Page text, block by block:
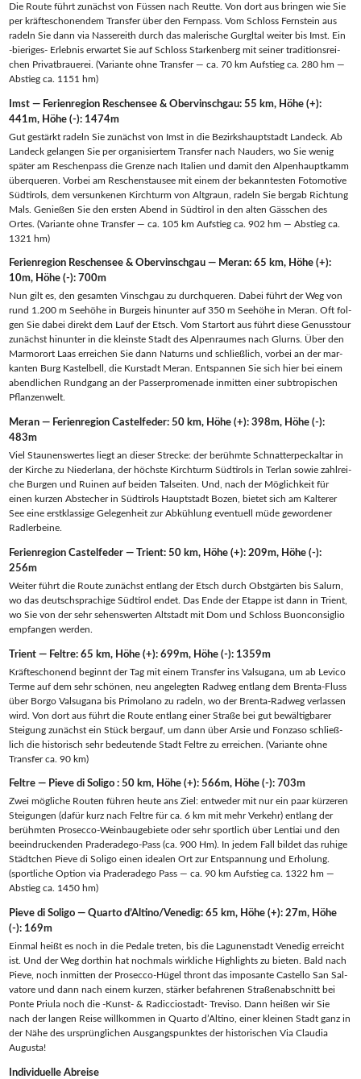
Die Rou­te führt zunächst von Füs­sen nach Reut­te. Von dort aus brin­gen wie Sie
per kräf­te­scho­nen­dem Trans­fer über den Fern­pass. Vom Schloss Fern­stein aus
radeln Sie dann via Nas­se­reith durch das male­ri­sche Gur­gl­tal wei­ter bis Imst. Ein
‑bie­ri­ges- Erleb­nis erwar­tet Sie auf Schloss Star­ken­berg mit sei­ner tra­di­ti­ons­rei­
chen Pri­vat­braue­rei. (Vari­an­te ohne Trans­fer — ca. 70 km Auf­stieg ca. 280 hm —
Abstieg ca. 1151 hm)
Imst — Feri­en­re­gi­on Reschen­see & Obervinschgau: 55 km, Höhe (+):
441m, Höhe (-): 1474m
Gut gestärkt radeln Sie zunächst von Imst in die Bezirks­haupt­stadt Lan­deck. Ab
Lan­deck gelan­gen Sie per orga­ni­sier­tem Trans­fer nach Nau­ders, wo Sie wenig
spä­ter am Reschen­pass die Gren­ze nach Ita­li­en und damit den Alpen­haupt­kamm
über­que­ren. Vor­bei am Reschen­stau­see mit einem der bekann­tes­ten Foto­mo­ti­ve
Süd­ti­rols, dem ver­sun­ke­nen Kirch­turm von Alt­graun, radeln Sie berg­ab Rich­tung
Mals. Genie­ßen Sie den ers­ten Abend in Süd­ti­rol in den alten Gäss­chen des
Ortes. (Vari­an­te ohne Trans­fer — ca. 105 km Auf­stieg ca. 902 hm — Abstieg ca.
1321 hm)
Feri­en­re­gi­on Reschen­see & Ober­vinsch­gau — Meran: 65 km, Höhe (+):
10m, Höhe (-): 700m
Nun gilt es, den gesam­ten Vinsch­gau zu durch­que­ren. Dabei führt der Weg von
rund 1.200 m See­hö­he in Bur­geis hin­un­ter auf 350 m See­hö­he in Meran. Oft fol­
gen Sie dabei direkt dem Lauf der Etsch. Vom Start­ort aus führt die­se Genuss­tour
zunächst hin­un­ter in die kleins­te Stadt des Alpen­rau­mes nach Glurns. Über den
Mar­mor­ort Laas errei­chen Sie dann Naturns und schließ­lich, vor­bei an der mar­
kan­ten Burg Kas­tel­bell, die Kur­stadt Meran. Ent­span­nen Sie sich hier bei einem
abend­li­chen Rund­gang an der Pas­serpro­me­na­de inmit­ten einer sub­tro­pi­schen
Pflanzenwelt.
Meran — Feri­en­re­gi­on Castelfeder: 50 km, Höhe (+): 398m, Höhe (-):
483m
Viel Stau­nens­wer­tes liegt an die­ser Stre­cke: der berühm­te Schnat­terpeck­al­tar in
der Kir­che zu Nie­der­la­na, der höchs­te Kirch­turm Süd­ti­rols in Ter­lan sowie zahl­rei­
che Bur­gen und Rui­nen auf bei­den Tal­sei­ten. Und, nach der Mög­lich­keit für
einen kur­zen Abste­cher in Süd­ti­rols Haupt­stadt Bozen, bie­tet sich am Kal­te­rer
See eine erst­klas­si­ge Gele­gen­heit zur Abküh­lung even­tu­ell müde gewor­de­ner
Radlerbeine.
Feri­en­re­gi­on Cas­tel­fe­der — Trient: 50 km, Höhe (+): 209m, Höhe (-):
256m
Wei­ter führt die Rou­te zunächst ent­lang der Etsch durch Obst­gär­ten bis Salurn,
wo das deutsch­spra­chi­ge Süd­ti­rol endet. Das Ende der Etap­pe ist dann in Tri­ent,
wo Sie von der sehr sehens­wer­ten Alt­stadt mit Dom und Schloss Buon­con­siglio
emp­fan­gen werden.
Tri­ent — Feltre: 65 km, Höhe (+): 699m, Höhe (-): 1359m
Kräf­te­scho­nend beginnt der Tag mit einem Trans­fer ins Valsug­a­na, um ab Levico
Ter­me auf dem sehr schö­nen, neu ange­leg­ten Rad­weg ent­lang dem Bren­ta-Fluss
über Bor­go Valsug­a­na bis Pri­mo­la­no zu radeln, wo der Bren­ta-Rad­weg ver­las­sen
wird. Von dort aus führt die Rou­te ent­lang einer Stra­ße bei gut bewäl­tig­ba­rer
Stei­gung zunächst ein Stück berg­auf, um dann über Arsie und Fon­z­a­so schließ­
lich die his­to­risch sehr bedeu­ten­de Stadt Felt­re zu errei­chen. (Vari­an­te ohne
Trans­fer ca. 90 km)
Felt­re — Pie­ve di Soligo : 50 km, Höhe (+): 566m, Höhe (-): 703m
Zwei mög­li­che Rou­ten füh­ren heu­te ans Ziel: ent­we­der mit nur ein paar kür­ze­ren
Stei­gun­gen (dafür kurz nach Felt­re für ca. 6 km mit mehr Ver­kehr) ent­lang der
berühm­ten Pro­sec­co-Wein­bau­ge­bie­te oder sehr sport­lich über Len­ti­ai und den
beein­dru­cken­den Pra­der­ade­go-Pass (ca. 900 Hm). In jedem Fall bil­det das ruhi­ge
Städt­chen Pie­ve di Soli­go einen idea­len Ort zur Ent­span­nung und Erho­lung.
(sport­li­che Opti­on via Pra­der­ade­go Pass — ca. 90 km Auf­stieg ca. 1322 hm —
Abstieg ca. 1450 hm)
Pie­ve di Soli­go — Quar­to d’Altino/Venedig: 65 km, Höhe (+): 27m, Höhe
(-): 169m
Ein­mal heißt es noch in die Peda­le tre­ten, bis die Lagu­nen­stadt Vene­dig erreicht
ist. Und der Weg dort­hin hat noch­mals wirk­li­che High­lights zu bie­ten. Bald nach
Pie­ve, noch inmit­ten der Pro­sec­co-Hügel thront das impo­san­te Cas­tel­lo San Sal­
va­to­re und dann nach einem kur­zen, stär­ker befah­re­nen Stra­ßen­ab­schnitt bei
Pon­te Priu­la noch die ‑Kunst- & Radic­cio­stadt- Tre­vi­so. Dann hei­ßen wir Sie
nach der lan­gen Rei­se will­kom­men in Quar­to d’Altino, einer klei­nen Stadt ganz in
der Nähe des ursprüng­li­chen Aus­gangs­punk­tes der his­to­ri­schen Via Clau­dia
Augusta!
Indi­vi­du­el­le Abreise